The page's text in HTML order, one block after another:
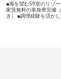
■海を望む59室のリゾ
家賃無料の単身寮完備
き） ■調理経験を活かし
す。居酒屋や飲食店で
方、料理が好きな方も